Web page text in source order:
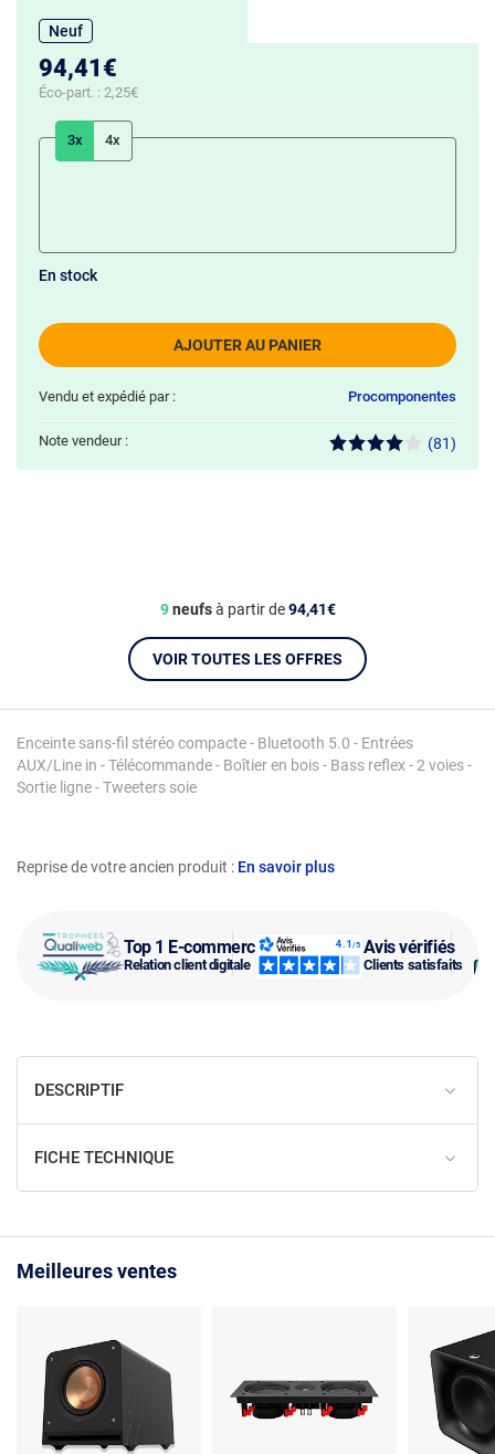
Top 1 E-commerce
Relation client digitale
Avis vérifiés
Clients satisfaits
Reprise de votre ancien produit : En savoir plus
Enceinte sans-fil stéréo compacte - Bluetooth 5.0 - Entrées
AUX/Line in - Télécommande - Boîtier en bois - Bass reflex - 2 voies -
Sortie ligne - Tweeters soie
Neuf
94,41€
Éco-part. : 2,25€
3x 4x
AJOUTER AU PANIER
En stock
Vendu et expédié par : Procomponentes
Note vendeur : (81)
9neufsà partir de94,41€
VOIR TOUTES LES OFFRES
DESCRIPTIF
FICHE TECHNIQUE
Meilleures ventes